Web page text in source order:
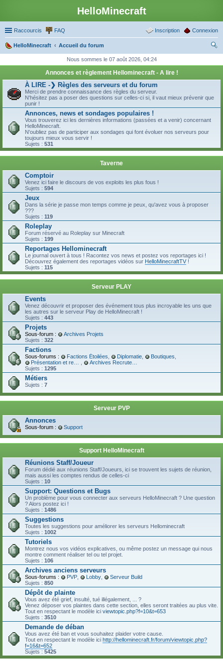
HelloMinecraft
Raccourcis FAQ Connexion
Inscription
HelloMinecraft
Accueil du forum
ch
Nous sommes le 07 août 2026, 04:24
Annonces et règlement Hellominecraft - A lire !
À LIRE -❯ Règles des serveurs et du forum
Merci de prendre connaissance des règles du serveur.
N'hésitez pas a poser des questions sur celles-ci si, il vaut mieux prévenir que
punir !
Annonces, news et sondages populaires !
Vous trouverez ici les dernières informations (passées et a venir) concernant
HelloMinecraft.
N'oubliez pas de participer aux sondages qui font évoluer nos serveurs pour
toujours mieux vous servir !
Sujets : 531
Taverne
Comptoir
Venez ici faire le discours de vos exploits les plus fous !
Sujets : 594
Jeux
Dans la série je passe mon temps comme je peux, qu'avez vous à proposer
???
Sujets : 119
Roleplay
Forum réservé au Roleplay sur Minecraft
Sujets : 199
Reportages Hellominecraft
Le journal ouvert à tous ! Racontez vos news et postez vos reportages ici !
Découvrez également des reportages vidéos sur HelloMinecraftTV!
Sujets : 115
Serveur PLAY
Events
Venez découvrir et proposer des événement tous plus incroyable les uns que
les autres sur le serveur Play de HelloMinecraft !
Sujets : 443
Projets
Sous-forum :
Archives Projets
Sujets : 322
Factions
Sous-forums : Factions Étoilées Diplomatie Boutiques
Sujets : 1295
Métiers
Sujets : 7
Serveur PVP
Annonces
Sous-forum : Support
Support HelloMinecraft
Réunions Staff/Joueur
Forum dédié aux réunions Staff/Joueurs, ici se trouvent les sujets de réunion,
mais aussi les comptes rendus de celles-ci
Sujets : 10
Support: Questions et Bugs
Un problème pour vous connecter aux serveurs HelloMinecraft ? Une question
? Alors postez ici !
Sujets : 1486
Suggestions
Toutes les suggestions pour améliorer les serveurs Hellominecraft
Sujets : 1002
Tutoriels
Montrez nous vos vidéos explicatives, ou même postez un message qui nous
montre comment réaliser tel ou tel projet.
Sujets : 106
Archives anciens serveurs
Sous-forums : PVP Lobby
Serveur Build
Sujets : 850
Dépôt de plainte
Vous avez été grief, insulté, tué illégalement, ... ?
Venez déposer vos plaintes dans cette section, elles seront traitées au plus vite.
Tout en respectant le modèle ici viewtopic.php?f=10&t=653
Sujets : 3510
Demande de déban
Vous avez été ban et vous souhaitez plaider votre cause.
Tout en respectant le modèle ici http://hellominecraft.fr/forum/viewtopic.php?
f=16&t=652
Sujets : 5425